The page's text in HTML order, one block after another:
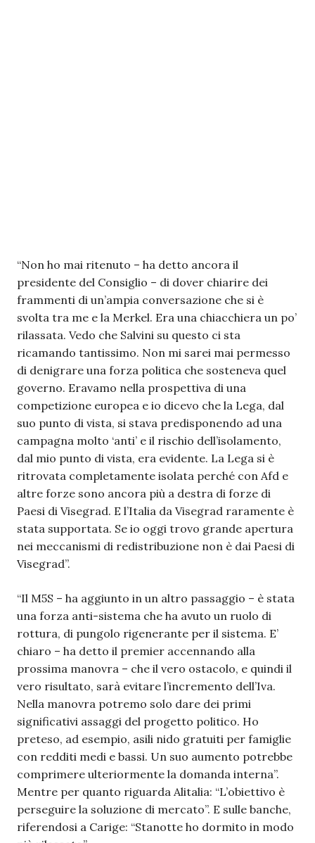
“Non ho mai ritenuto – ha detto ancora il
presidente del Consiglio – di dover chiarire dei
frammenti di un’ampia conversazione che si è
svolta tra me e la Merkel. Era una chiacchiera un po’
rilassata. Vedo che Salvini su questo ci sta
ricamando tantissimo. Non mi sarei mai permesso
di denigrare una forza politica che sosteneva quel
governo. Eravamo nella prospettiva di una
competizione europea e io dicevo che la Lega, dal
suo punto di vista, si stava predisponendo ad una
campagna molto ‘anti’ e il rischio dell’isolamento,
dal mio punto di vista, era evidente. La Lega si è
ritrovata completamente isolata perché con Afd e
altre forze sono ancora più a destra di forze di
Paesi di Visegrad. E l’Italia da Visegrad raramente è
stata supportata. Se io oggi trovo grande apertura
nei meccanismi di redistribuzione non è dai Paesi di
Visegrad”.
“Il M5S – ha aggiunto in un altro passaggio – è stata
una forza anti-sistema che ha avuto un ruolo di
rottura, di pungolo rigenerante per il sistema. E’
chiaro – ha detto il premier accennando alla
prossima manovra – che il vero ostacolo, e quindi il
vero risultato, sarà evitare l’incremento dell’Iva.
Nella manovra potremo solo dare dei primi
significativi assaggi del progetto politico. Ho
preteso, ad esempio, asili nido gratuiti per famiglie
con redditi medi e bassi. Un suo aumento potrebbe
comprimere ulteriormente la domanda interna”.
Mentre per quanto riguarda Alitalia: “L’obiettivo è
perseguire la soluzione di mercato”. E sulle banche,
riferendosi a Carige: “Stanotte ho dormito in modo